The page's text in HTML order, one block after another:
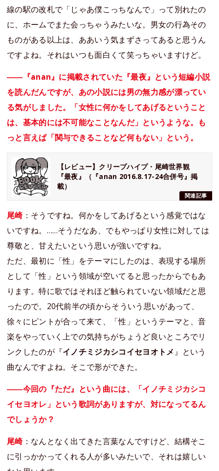
線の駅の改札で「じゃあ僕こっちなんで」って別れたの
に、ホームでまた会っちゃうみたいな。男女の行為その
ものがある以上は、ああいう気まずさってあると思うん
ですよね。それはいつも面白くて笑っちゃいますけど。
――『anan』に掲載されていた『最夜』という短編小説
を読んだんですが、あの小説には男の無力感が漂ってい
る気がしました。「女性に何かをしてあげるということ
は、基本的には不可能なことなんだ」というような。も
っと言えば「関与できることなど何もない」という。
関連記事
【レビュー】クリープハイプ・尾崎世界観
『最夜』（『anan 2016.8.17-24合併号』掲
載）
尾崎：そうですね。何かをしてあげるという感覚ではな
いですね。……そうだなあ、でもやっぱり女性に対しては
尊敬と、甘えたいという思いが強いですね。
ただ、最初に「性」をテーマにしたのは、表現する場所
として「性」という領域が空いてると思ったからでもあ
ります。特に歌ではそれほど触られていない領域だと思
ったので。20代前半の頃からそういう思いがあって、
徐々にピントが合って来て、「性」というテーマと、音
楽をやっていく上での気持ちがちょうど良いところでリ
ンクしたのが『イノチミジカシコイセヨオトメ 』という
曲なんですよね。そこで形ができた。
――今回の『ただ』という曲には、「イノチミジカシコ
イセヨオレ」という歌詞がありますが、対になってるん
でしょうか？
尾崎：なんとなく出てきた言葉なんですけど、結構そこ
に引っかかってくれる人が多いみたいで、それは嬉しい